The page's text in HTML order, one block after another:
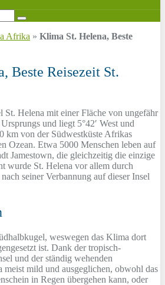
Afrika » Klima St. Helena, Beste
Beste Reisezeit St.
St. Helena mit einer Fläche von ungefähr
und liegt 5°42′ West und
km von der Südwestküste Afrikas
Ozean. Etwa 5000 Menschen leben auf
Jamestown, die gleichzeitig die einzige
wurde St. Helena vor allem durch
seiner Verbannung auf dieser Insel
weswegen das Klima dort
ist. Dank der tropisch-
und der ständig wehenden
meist mild und ausgeglichen, obwohl das
in Regen übergehen kann, oder